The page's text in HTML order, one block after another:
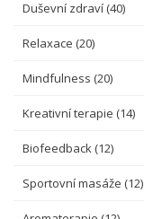
Duševní zdraví (40)
Relaxace (20)
Mindfulness (20)
Kreativní terapie (14)
Biofeedback (12)
Sportovní masáže (12)